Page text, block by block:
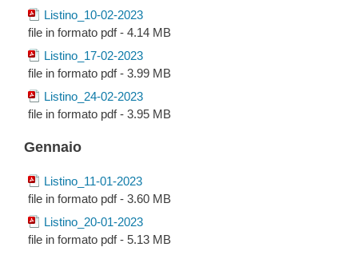
Listino_10-02-2023
file in formato pdf - 4.14 MB
Listino_17-02-2023
file in formato pdf - 3.99 MB
Listino_24-02-2023
file in formato pdf - 3.95 MB
Gennaio
Listino_11-01-2023
file in formato pdf - 3.60 MB
Listino_20-01-2023
file in formato pdf - 5.13 MB